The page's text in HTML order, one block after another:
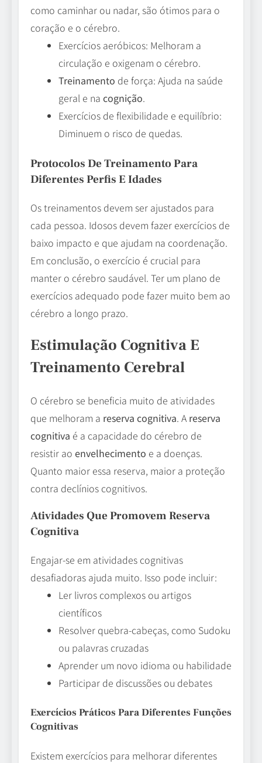
como caminhar ou nadar, são ótimos para o
coração e o cérebro.
Exercícios aeróbicos: Melhoram a
circulação e oxigenam o cérebro.
Treinamento de força: Ajuda na saúde
geral e na cognição.
Exercícios de flexibilidade e equilíbrio:
Diminuem o risco de quedas.
Protocolos De Treinamento Para
Diferentes Perfis E Idades
Os treinamentos devem ser ajustados para
cada pessoa. Idosos devem fazer exercícios de
baixo impacto e que ajudam na coordenação.
Em conclusão, o exercício é crucial para
manter o cérebro saudável. Ter um plano de
exercícios adequado pode fazer muito bem ao
cérebro a longo prazo.
Estimulação Cognitiva E
Treinamento Cerebral
O cérebro se beneficia muito de atividades
que melhoram a reserva cognitiva. A reserva
cognitiva é a capacidade do cérebro de
resistir ao envelhecimento e a doenças.
Quanto maior essa reserva, maior a proteção
contra declínios cognitivos.
Atividades Que Promovem Reserva
Cognitiva
Engajar-se em atividades cognitivas
desafiadoras ajuda muito. Isso pode incluir:
Ler livros complexos ou artigos
científicos
Resolver quebra-cabeças, como Sudoku
ou palavras cruzadas
Aprender um novo idioma ou habilidade
Participar de discussões ou debates
Exercícios Práticos Para Diferentes Funções
Cognitivas
Existem exercícios para melhorar diferentes